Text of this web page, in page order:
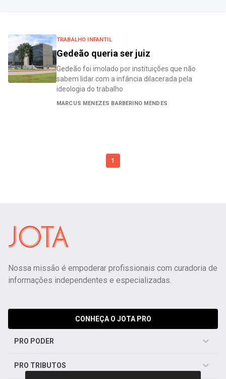
TRABALHO INFANTIL
Gedeão queria ser juiz
Gedeão foi imolado por instituições que não
sabem lidar com a infância dilacerada pela
ideologia do trabalho
MARCUS MENEZES BARBERINO MENDES
1
Nossa missão é empoderar profissionais com curadoria de
informações independentes e especializadas.
CONHEÇA O JOTA PRO
PRO PODER
PRO TRIBUTOS